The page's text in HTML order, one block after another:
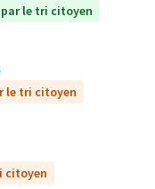
par le tri citoyen
le tri citoyen
citoyen